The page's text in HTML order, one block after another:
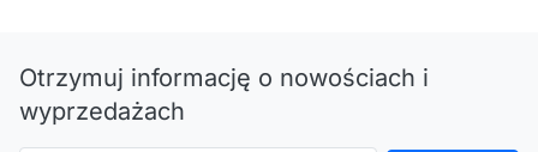
Otrzymuj informację o nowościach i
wyprzedażach